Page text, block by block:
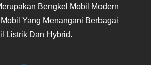
Bengkel Mobil Modern
Yang Menangani Berbagai
Listrik Dan Hybrid.